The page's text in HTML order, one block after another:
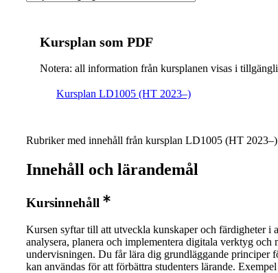
Kursplan som PDF
Notera: all information från kursplanen visas i
Kursplan LD1005 (HT 2023–)
Rubriker med innehåll från kursplan LD1005 (HT 2023–)
Innehåll och lärandemål
Kursinnehåll
Kursen syftar till att utveckla kunskaper och färdigheter i
analysera, planera och implementera digitala verktyg och
undervisningen. Du får lära dig grundläggande principer
kan användas för att förbättra studenters lärande.